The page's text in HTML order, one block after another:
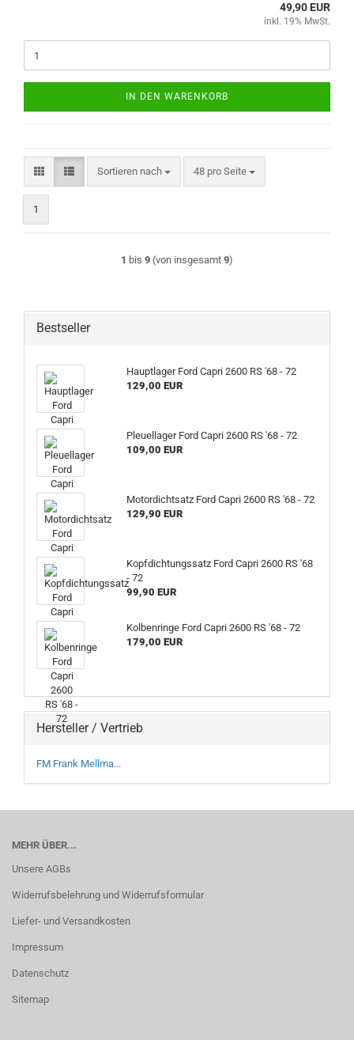
49,90 EUR
inkl. 19% MwSt.
IN DEN WARENKORB
Sortieren nach
Sortieren nach 48 pro Seite
pro Seite
1
1 bis 9 (von insgesamt 9)
Bestseller
Hauptlager Ford Capri 2600 RS '68 - 72
129,00 EUR
Pleuellager Ford Capri 2600 RS '68 - 72
109,00 EUR
Motordichtsatz Ford Capri 2600 RS '68 - 72
129,90 EUR
Kopfdichtungssatz Ford Capri 2600 RS '68
- 72
99,90 EUR
Kolbenringe Ford Capri 2600 RS '68 - 72
179,00 EUR
Hersteller / Vertrieb
FM Frank Mellma...
MEHR ÜBER...
Unsere AGBs
Widerrufsbelehrung und Widerrufsformular
Liefer- und Versandkosten
Impressum
Datenschutz
Sitemap